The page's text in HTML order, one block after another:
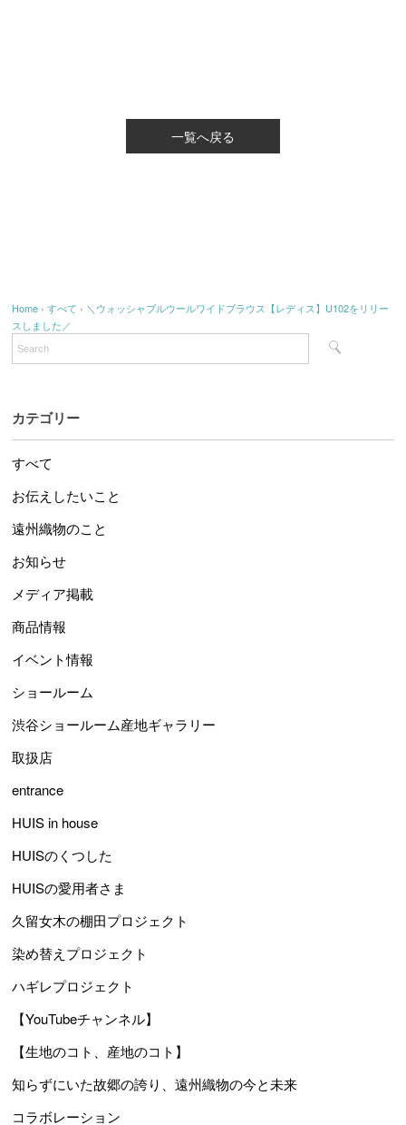
一覧へ戻る
Home ›すべて › ＼ウォッシャブルウールワイドブラウス【レディス】U102をリリー
スしました／
カテゴリー
すべて
お伝えしたいこと
遠州織物のこと
お知らせ
メディア掲載
商品情報
イベント情報
ショールーム
渋谷ショールーム産地ギャラリー
取扱店
entrance
HUIS in house
HUISのくつした
HUISの愛用者さま
久留女木の棚田プロジェクト
染め替えプロジェクト
ハギレプロジェクト
【YouTubeチャンネル】
【生地のコト、産地のコト】
知らずにいた故郷の誇り、遠州織物の今と未来
コラボレーション